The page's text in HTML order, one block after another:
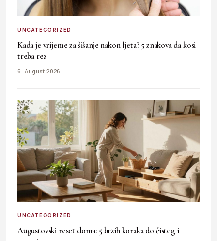
UNCATEGORIZED
Kada je vrijeme za šišanje nakon ljeta? 5 znakova da kosi
treba rez
6. August 2026.
UNCATEGORIZED
Augustovski reset doma: 5 brzih koraka do čistog i